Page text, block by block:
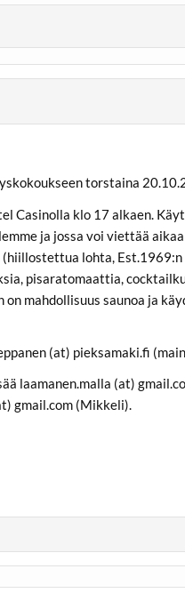
torstaina
Casinolla klo 17 alkaen.
ja jossa voi viettää
lohta,
pisaratomaattia,
mahdollisuus saunoa ja
(at) pieksamaki.fi
laamanen.malla (at)
gmail.com (Mikkeli).